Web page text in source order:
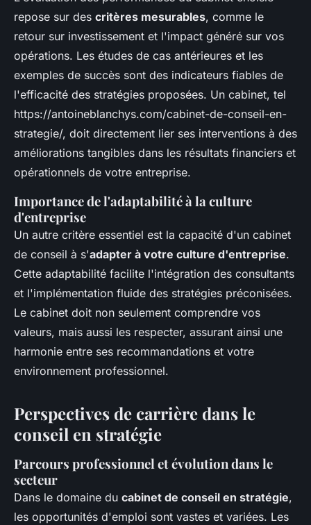
repose sur des critères mesurables, comme le
retour sur investissement et l'impact généré sur vos
opérations. Les études de cas antérieures et les
exemples de succès sont des indicateurs fiables de
l'efficacité des stratégies proposées. Un cabinet, tel
https://antoineblanchys.com/cabinet-de-conseil-en-
strategie/, doit directement lier ses interventions à des
améliorations tangibles dans les résultats financiers et
opérationnels de votre entreprise.
Importance de l'adaptabilité à la culture
d'entreprise
Un autre critère essentiel est la capacité d'un cabinet
de conseil à s'adapter à votre culture d'entreprise.
Cette adaptabilité facilite l'intégration des consultants
et l'implémentation fluide des stratégies préconisées.
Le cabinet doit non seulement comprendre vos
valeurs, mais aussi les respecter, assurant ainsi une
harmonie entre ses recommandations et votre
environnement professionnel.
Perspectives de carrière dans le
conseil en stratégie
Parcours professionnel et évolution dans le
secteur
Dans le domaine du cabinet de conseil en stratégie,
les opportunités d'emploi sont vastes et variées. Les